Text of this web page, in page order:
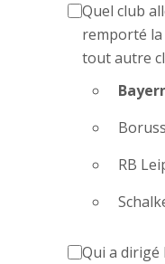
Quel club
remporté
tout autre
RB
Qui a